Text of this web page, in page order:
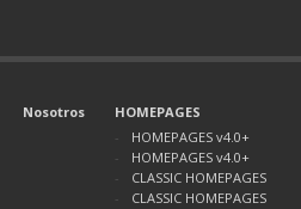
Nosotros
HOMEPAGES
HOMEPAGES v4.0+
HOMEPAGES v4.0+
CLASSIC HOMEPAGES
CLASSIC HOMEPAGES